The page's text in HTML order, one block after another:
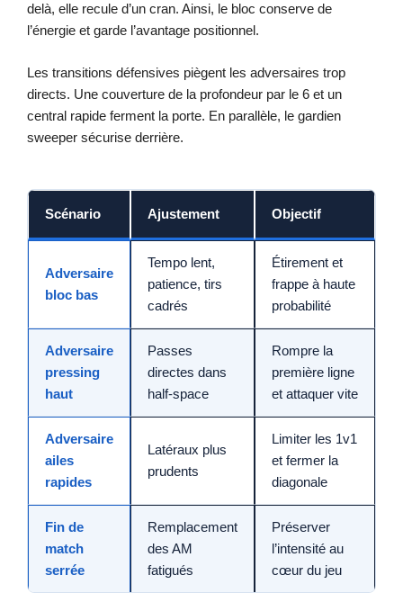
delà, elle recule d’un cran. Ainsi, le bloc conserve de
l’énergie et garde l’avantage positionnel.
Les transitions défensives piègent les adversaires trop
directs. Une couverture de la profondeur par le 6 et un
central rapide ferment la porte. En parallèle, le gardien
sweeper sécurise derrière.
Scénario Ajustement Objectif
Adversaire
bloc bas
Tempo lent,
patience, tirs
cadrés
Étirement et
frappe à haute
probabilité
Adversaire
pressing
haut
Passes
directes dans
half-space
Rompre la
première ligne
et attaquer vite
Adversaire
ailes
rapides
Latéraux plus
prudents
Limiter les 1v1
et fermer la
diagonale
Fin de
match
serrée
Remplacement
des AM
fatigués
Préserver
l’intensité au
cœur du jeu